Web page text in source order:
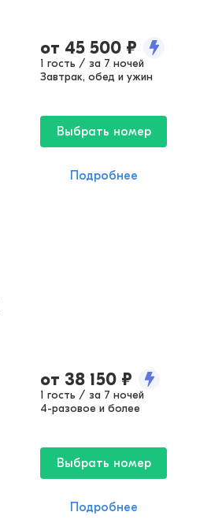
от 45 500 ₽
1 гость / за 7 ночей
Завтрак, обед и ужин
Выбрать номер
Подробнее
от 38 150 ₽
1 гость / за 7 ночей
4-разовое и более
Выбрать номер
Подробнее